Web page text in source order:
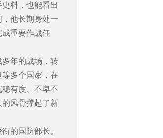
料，也能看出
他长期身处一
重要作战任
年的战场，转
多个国家，在
有度、不卑不
风骨撑起了新
的国防部长。